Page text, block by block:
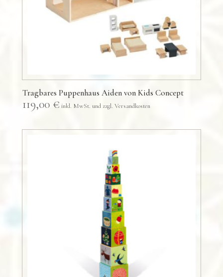
Tragbares Puppenhaus Aiden von Kids Concept
119,00 €